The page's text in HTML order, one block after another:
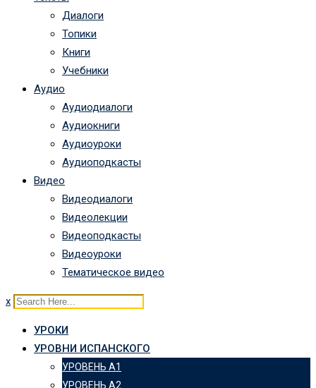
Диалоги
Топики
Книги
Учебники
Аудио
Аудиодиалоги
Аудиокниги
Аудиоуроки
Аудиоподкасты
Видео
Видеодиалоги
Видеолекции
Видеоподкасты
Видеоуроки
Тематическое видео
x
УРОКИ
УРОВНИ ИСПАНСКОГО
УРОВЕНЬ А1
УРОВЕНЬ А2